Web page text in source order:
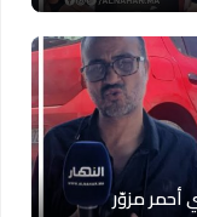
مزوّر